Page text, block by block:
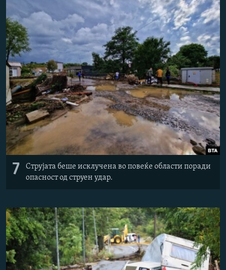
7
Струјата беше исклучена во повеќе области поради
опасност од струен удар.